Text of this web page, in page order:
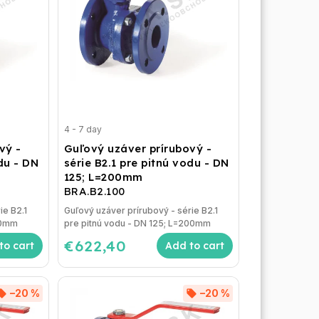
-
- DN
cart
B2.1
Guľový uzáver prírubový -
série B2.1 pre pitnú vodu - DN
125; L=200mm
BRA.B2.100
4 - 7 day
€622,40 Add to cart
Guľový uzáver prírubový - série B2.1
pre pitnú vodu - DN 125; L=200mm
–20 % –20 %